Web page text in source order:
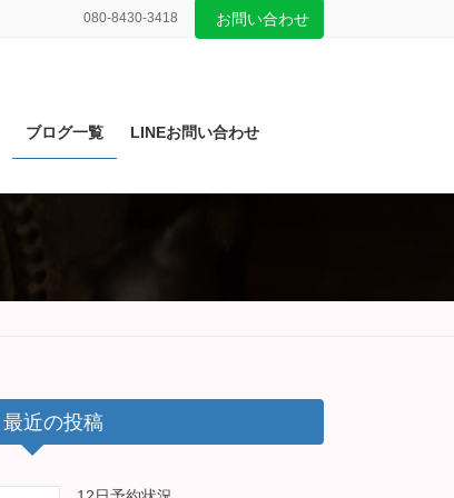
080-8430-3418 お問い合わせ
ブログ一覧 LINEお問い合わせ
最近の投稿